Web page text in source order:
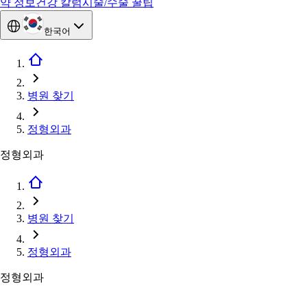
약 정보 건강 칼럼시술/수술 꿀팁
한국어
병원 찾기
정형외과
정형외과
병원 찾기
정형외과
정형외과